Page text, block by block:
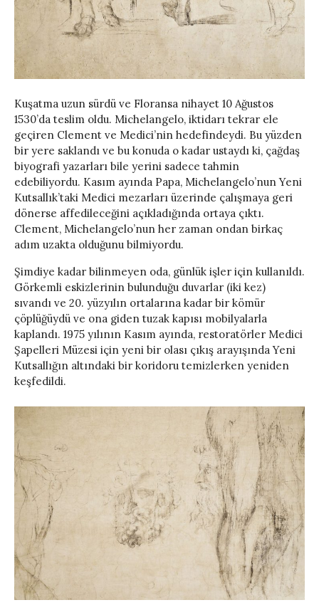
Kuşatma uzun sürdü ve Floransa nihayet 10 Ağustos
1530’da teslim oldu. Michelangelo, iktidarı tekrar ele
geçiren Clement ve Medici’nin hedefindeydi. Bu yüzden
bir yere saklandı ve bu konuda o kadar ustaydı ki, çağdaş
biyografi yazarları bile yerini sadece tahmin
edebiliyordu. Kasım ayında Papa, Michelangelo’nun Yeni
Kutsallık’taki Medici mezarları üzerinde çalışmaya geri
dönerse affedileceğini açıkladığında ortaya çıktı.
Clement, Michelangelo’nun her zaman ondan birkaç
adım uzakta olduğunu bilmiyordu.
Şimdiye kadar bilinmeyen oda, günlük işler için kullanıldı.
Görkemli eskizlerinin bulunduğu duvarlar (iki kez)
sıvandı ve 20. yüzyılın ortalarına kadar bir kömür
çöplüğüydü ve ona giden tuzak kapısı mobilyalarla
kaplandı. 1975 yılının Kasım ayında, restoratörler Medici
Şapelleri Müzesi için yeni bir olası çıkış arayışında Yeni
Kutsallığın altındaki bir koridoru temizlerken yeniden
keşfedildi.